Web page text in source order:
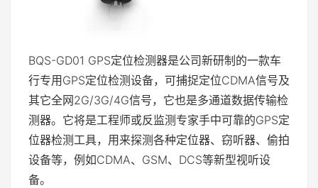
BQS-GD01 GPS定位检测器是公司新研制的一款车
行专用GPS定位检测设备，可捕捉定位CDMA信号及
其它全网2G/3G/4G信号，它也是多通道数据传输检
测器。它将是工程师或反监测专家手中可靠的GPS定
位器检测工具，用来探测各种定位器、窃听器、偷拍
设备等，例如CDMA、GSM、DCS等新型视听设
备。